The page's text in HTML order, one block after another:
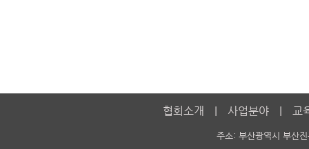
협회소개 사업분야 교
주소: 부산광역시 부산